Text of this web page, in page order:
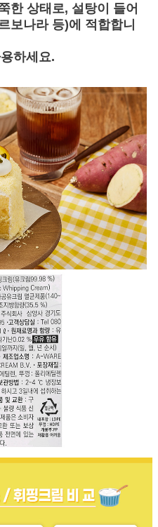
한 상태로, 설탕이 들어
보나라 등)에 적합합니
하세요.